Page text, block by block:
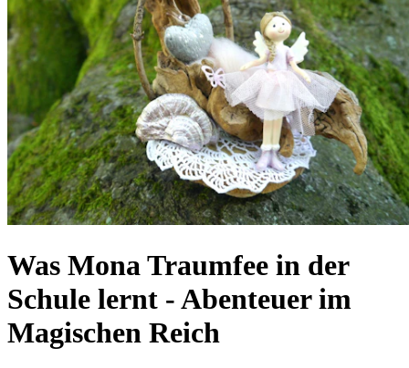
Was Mona Traumfee in der
Schule lernt -Abenteuer im
Magischen Reich